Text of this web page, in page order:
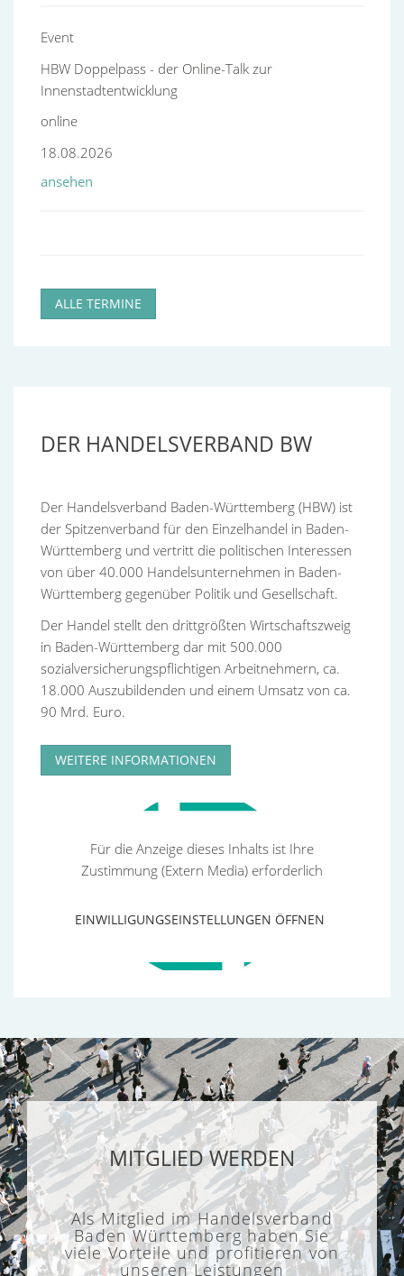
Event
HBW Doppelpass - der Online-Talk zur
Innenstadtentwicklung
online
18.08.2026
ansehen
Heilbronn
Befristung von Arbeitsverträgen: Erfordernis und
andere Gestaltungen
Online
14.10.2026
ansehen
Seminar
Einstellung Entgeltfortzahlung im Krankheitsfall -
Ludwigsburger Arbeitsrechtsforum
20.10.2026
ALLE TERMINE
DER HANDELSVERBAND BW
Der Handelsverband Baden-Württemberg (HBW) ist
der Spitzenverband für den Einzelhandel in Baden-
Württemberg und vertritt die politischen Interessen
von über 40.000 Handelsunternehmen in Baden-
Württemberg gegenüber Politik und Gesellschaft.
Der Handel stellt den drittgrößten Wirtschaftszweig
in Baden-Württemberg dar mit 500.000
sozialversicherungspflichtigen Arbeitnehmern, ca.
18.000 Auszubildenden und einem Umsatz von ca.
90 Mrd. Euro.
WEITERE INFORMATIONEN
Für die Anzeige dieses Inhalts ist Ihre
Zustimmung (Extern Media) erforderlich
EINWILLIGUNGSEINSTELLUNGEN ÖFFNEN
MITGLIED WERDEN
Als Mitglied im Handelsverband
Baden Württemberg haben Sie
viele Vorteile und profitieren von
unseren Leistungen